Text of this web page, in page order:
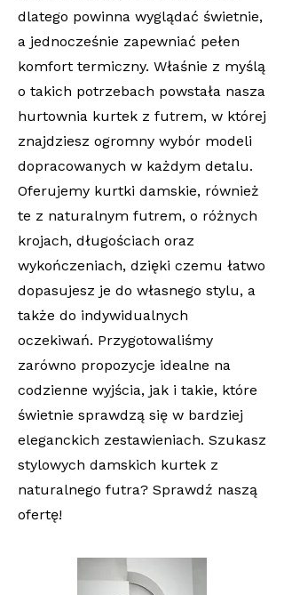
dlatego powinna wyglądać świetnie,
a jednocześnie zapewniać pełen
komfort termiczny. Właśnie z myślą
o takich potrzebach powstała nasza
hurtownia kurtek z futrem, w której
znajdziesz ogromny wybór modeli
dopracowanych w każdym detalu.
Oferujemy kurtki damskie, również
te z naturalnym futrem, o różnych
krojach, długościach oraz
wykończeniach, dzięki czemu łatwo
dopasujesz je do własnego stylu, a
także do indywidualnych
oczekiwań. Przygotowaliśmy
zarówno propozycje idealne na
codzienne wyjścia, jak i takie, które
świetnie sprawdzą się w bardziej
eleganckich zestawieniach. Szukasz
stylowych damskich kurtek z
naturalnego futra? Sprawdź naszą
ofertę!